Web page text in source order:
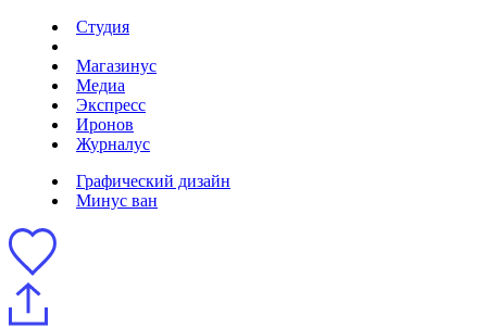
Студия
Магазинус
Медиа
Экспресс
Иронов
Журналус
Графический дизайн
Минус ван